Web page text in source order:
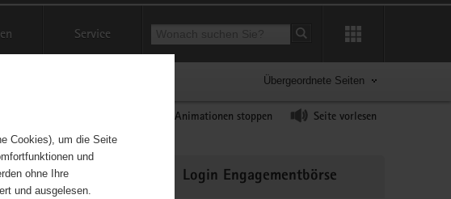
Service Suchbegriff
Suche starten
Übergeordnete Seiten
Animationen stoppen Seite vorlesen
Informationen
Login Engagementbörse
Cookies), um die Seite
und
ohne Ihre
und ausgelesen.